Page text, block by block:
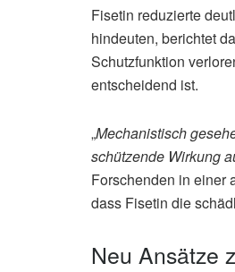
Fisetin reduzierte
hindeuten, berichtet
Schutzfunktion
entscheidend ist.
„Mechanistisch
schützende Wirkung
Forschenden in einer
dass Fisetin die
Neu Ansätze